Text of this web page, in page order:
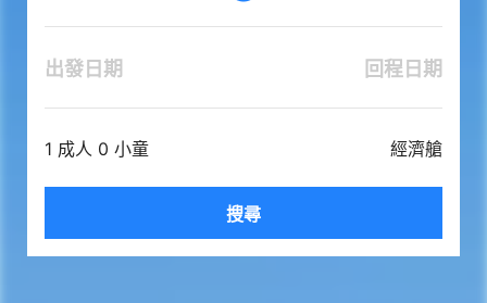
出發日期 回程日期
1 成人 0 小童 經濟艙
搜尋